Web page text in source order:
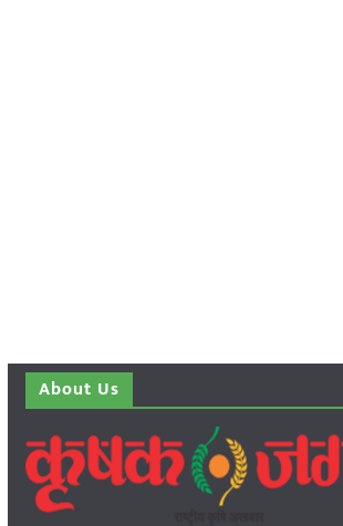
About Us